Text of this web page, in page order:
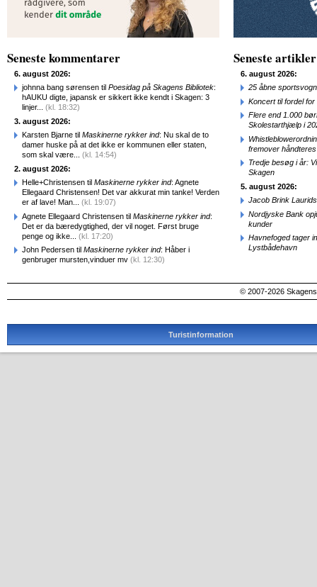
Seneste kommentarer
6. august 2026:
johnna bang sørensen til Poesidag på Skagens Bibliotek:
hAUKU digte, japansk er sikkert ikke kendt i Skagen: 3
linjer... (kl. 18:32)
3. august 2026:
Karsten Bjarne til Maskinerne rykker ind: Nu skal de to
damer huske på at det ikke er kommunen eller staten,
som skal være... (kl. 14:54)
2. august 2026:
Helle+Christensen til Maskinerne rykker ind: Agnete
Ellegaard Christensen! Det var akkurat min tanke! Verden
er af lave! Man... (kl. 19:07)
Agnete Ellegaard Christensen til Maskinerne rykker ind:
Det er da bæredygtighed, der vil noget. Først bruge
penge og ikke... (kl. 17:20)
John Pedersen til Maskinerne rykker ind: Håber i
genbruger mursten,vinduer mv (kl. 12:30)
Seneste artikler
6. august 2026:
25 åbne
Koncert til fordel
Flere end 1.000
Skolestarthjælp i
fremover
Tredje besøg i år:
Skagen
5. august 2026:
Jacob Brink
Nordjyske Bank
kunder
Havnefoged tager
Lystbådehavn
© 2007-2026
Turistinformation